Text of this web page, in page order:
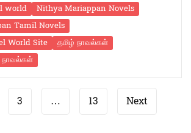
போல உடலும் மனமும்
மயக்கமும் கலந்த மோனநிலையில்
தனக்குள் விறுவிறுவெனப் பரவிய
கட்டுப்படுத்திக்கொண்டவள்
“ஸ்வரம்
world
Nithya Mariappan Novels
Tamil Novels
World Site
தமிழ் நாவல்கள்
நாவல்கள்
3 … 13 Next